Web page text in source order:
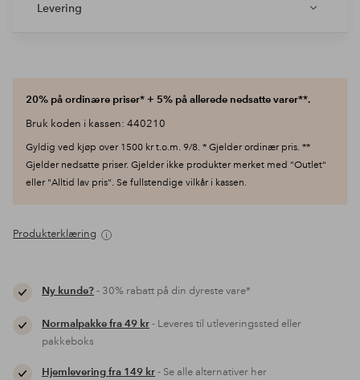
Levering
20% på ordinære priser* + 5% på allerede nedsatte varer**.
Bruk koden i kassen: 440210
Gyldig ved kjøp over 1500 kr t.o.m. 9/8. * Gjelder ordinær pris. **
Gjelder nedsatte priser. Gjelder ikke produkter merket med "Outlet"
eller "Alltid lav pris". Se fullstendige vilkår i kassen.
Produkterklæring
Ny kunde?- 30% rabatt på din dyreste vare*
Normalpakke fra 49 kr- Leveres til utleveringssted eller
pakkeboks
Hjemlevering fra 149 kr- Se alle alternativer her